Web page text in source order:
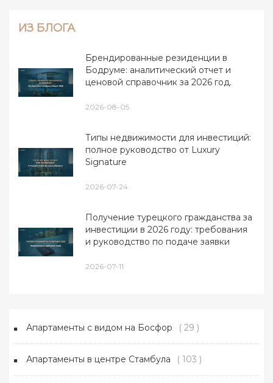
ИЗ БЛОГА
Брендированные резиденции в
Бодруме: аналитический отчет и
ценовой справочник за 2026 год.
2026-08-05
Типы недвижимости для инвестиций:
полное руководство от Luxury
Signature
2026-07-24
Получение турецкого гражданства за
инвестиции в 2026 году: требования
и руководство по подаче заявки
2026-07-11
Апартаменты с видом на Босфор ( 29 )
Апартаменты в центре Стамбула ( 103 )